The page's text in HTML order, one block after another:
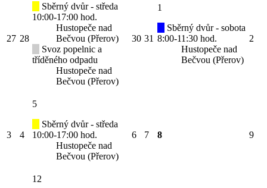
27 28
Sběrný dvůr - středa
10:00-17:00 hod.
Hustopeče nad
Bečvou (Přerov)
Svoz popelnic a
tříděného odpadu
Hustopeče nad
Bečvou (Přerov)
30 31
1
Sběrný dvůr - sobota
8:00-11:30 hod.
Hustopeče nad
Bečvou (Přerov)
2
3 4
5
Sběrný dvůr - středa
10:00-17:00 hod.
Hustopeče nad
Bečvou (Přerov)
6 7 8 9
12